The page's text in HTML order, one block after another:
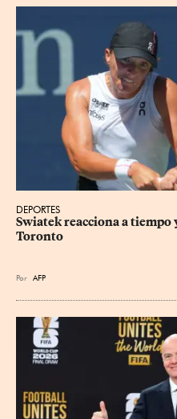
DEPORTES
Swiatek reacciona a tiempo
Toronto
Por AFP